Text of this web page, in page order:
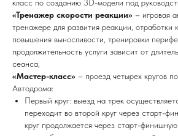
класс по созданию 3D-модели под
«Тренажер скорости реакции» – игровая
тренажере для развития реакции, отработки
повышения выносливости, тренировки
продолжительность услуги зависит от
сеанса;
«Мастер-класс» – проезд четырех кругов
Автодрома:
Первый круг: выезд на трек
переходит во второй круг через старт-
круг продолжается через старт-